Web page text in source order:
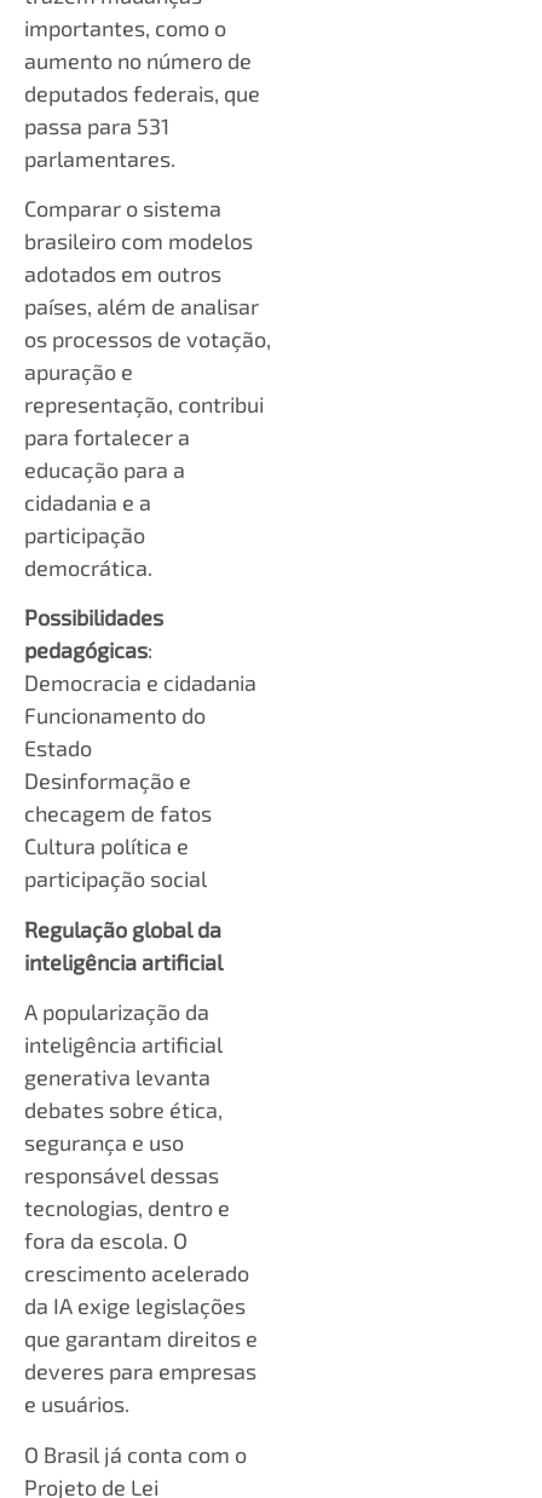
importantes, como o
aumento no número de
deputados federais, que
passa para 531
parlamentares.
Comparar o sistema
brasileiro com modelos
adotados em outros
países, além de analisar
os processos de votação,
apuração e
representação, contribui
para fortalecer a
educação para a
cidadania e a
participação
democrática.
Possibilidades
pedagógicas:
Democracia e cidadania
Funcionamento do
Estado
Desinformação e
checagem de fatos
Cultura política e
participação social
Regulação global da
inteligência artificial
A popularização da
inteligência artificial
generativa levanta
debates sobre ética,
segurança e uso
responsável dessas
tecnologias, dentro e
fora da escola. O
crescimento acelerado
da IA exige legislações
que garantam direitos e
deveres para empresas
e usuários.
O Brasil já conta com o
Projeto de Lei